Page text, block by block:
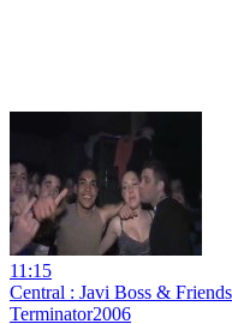
11:15
Central : Javi Boss &
Terminator2006